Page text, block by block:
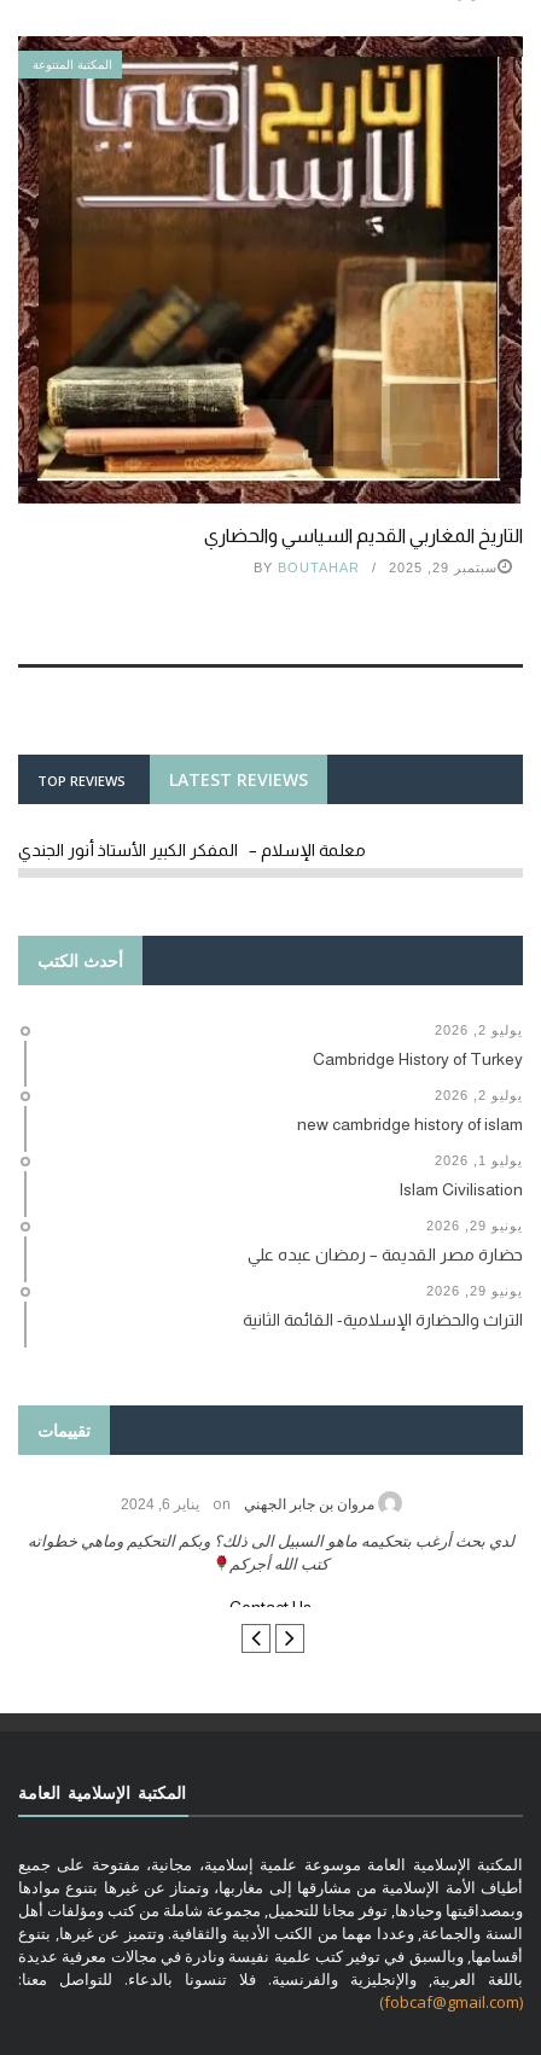
المكتبة المتنوعة
التاريخ المغاربي القديم السياسي والحضاري
سبتمبر 29, 2025 BY BOUTAHAR
LATEST REVIEWS
TOP REVIEWS
معلمة الإسلام – المفكر الكبير الأستاذ أنور الجندي
أحدث الكتب
يوليو 2, 2026
Cambridge History of Turkey
يوليو 2, 2026
new cambridge history of islam
يوليو 1, 2026
Islam Civilisation
يونيو 29, 2026
حضارة مصر القديمة – رمضان عبده علي
يونيو 29, 2026
التراث والحضارة الإسلامية- القائمة الثانية
تقييمات
مروان بن جابر الجهني on يناير 6, 2024
لدي بحث أرغب بتحكيمه ماهو السبيل الى ذلك؟ وبكم التحكيم وماهي خطواته
كتب الله أجركم
Contact Us
المكتبة الإسلامية العامة
المكتبة الإسلامية العامة موسوعة علمية إسلامية، مجانية، مفتوحة على جميع
أطياف الأمة الإسلامية من مشارقها إلى مغاربها، وتمتاز عن غيرها بتنوع موادها
وبمصداقيتها وحيادها, توفر مجانا للتحميل, مجموعة شاملة من كتب ومؤلفات أهل
السنة والجماعة, وعددا مهما من الكتب الأدبية والثقافية. وتتميز عن غيرها, بتنوع
أقسامها, وبالسبق في توفير كتب علمية نفيسة ونادرة في مجالات معرفية عديدة
باللغة العربية, والإنجليزية والفرنسية. فلا تنسونا بالدعاء. للتواصل معنا:
(fobcaf@gmail.com)